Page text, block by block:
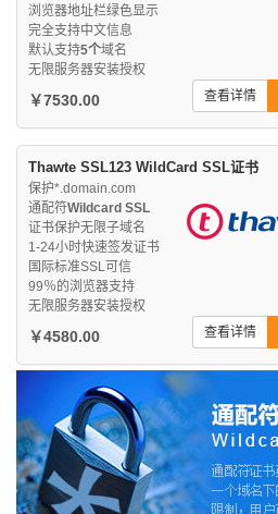
浏览器地址栏绿色显示
完全支持中文信息
默认支持5个域名
无限服务器安装授权
￥7530.00 查看详情
Thawte SSL123 WildCard SSL证书
保护*.domain.com
通配符Wildcard SSL
证书保护无限子域名
1-24小时快速签发证书
国际标准SSL可信
99％的浏览器支持
无限服务器安装授权
￥4580.00 查看详情